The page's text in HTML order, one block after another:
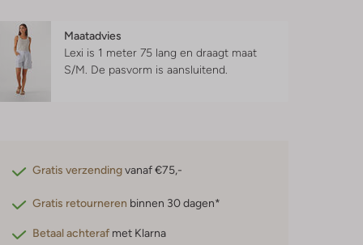
Maatadvies
Lexi is 1 meter 75 lang en draagt maat
S/M. De pasvorm isaansluitend
Gratis verzendingvanaf €75,-
Gratis retourneren binnen 30 dagen*
Betaal achteraf met Klarna